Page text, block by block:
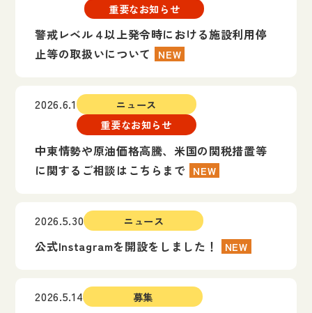
重要なお知らせ
警戒レベル４以上発令時における施設利用停
止等の取扱いについて
NEW
2026.6.1
ニュース
重要なお知らせ
中東情勢や原油価格高騰、米国の関税措置等
に関するご相談はこちらまで NEW
2026.5.30 ニュース
公式Instagramを開設をしました！ NEW
2026.5.14 募集